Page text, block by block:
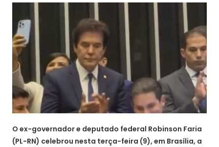
O ex-governador e deputado federal Robinson Faria
(PL-RN) celebrou nesta terça-feira (9), em Brasília, a